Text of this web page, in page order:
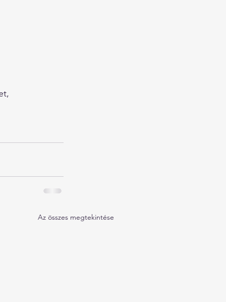
Az összes megtekintése